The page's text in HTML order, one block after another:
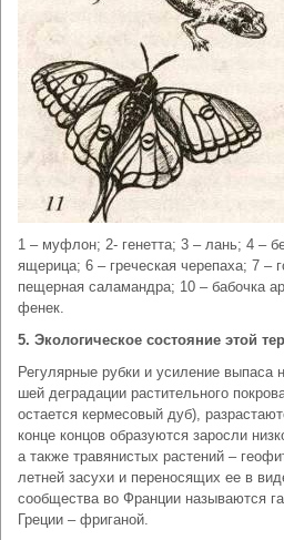
1 – муфлон; 2- генетта; 3 – лань; 4 –
ящерица; 6 – греческая черепаха; 7 –
пещерная саламандра; 10 – бабочка
фенек.
5. Экологическое состояние этой
Регулярные рубки и усиление выпаса
шей деградации растительного
остается кермесовый дуб),
конце концов образуются заросли
а также травянистых растений –
летней засухи и переносящих ее в
сообщества во Франции называются
Греции – фриганой.